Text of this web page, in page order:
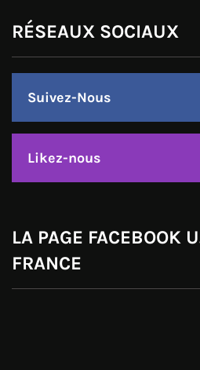
RÉSEAUX SOCIAUX
Suivez-Nous
Likez-nous
LA PAGE FACEBOOK
FRANCE